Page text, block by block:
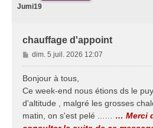
Jumi19
chauffage d'appoint
M
e
a
g
e
dim. 5 juil. 2026 12:07
Bonjour à tous,
Ce week-end nous étions ds le
d'altitude , malgré les grosses
matin, on s'est pelé ...…
… Merci